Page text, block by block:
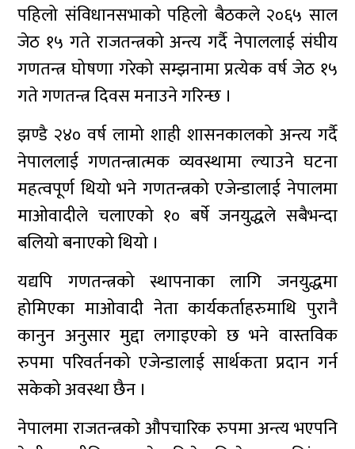
पहिलो संविधानसभाको पहिलो बैठकले २०६५ साल
जेठ १५ गते राजतन्त्रको अन्त्य गर्दै नेपाललाई संघीय
गणतन्त्र घोषणा गरेको सम्झनामा प्रत्येक वर्ष जेठ १५
गते गणतन्त्र दिवस मनाउने गरिन्छ ।
झण्डै २४० वर्ष लामो शाही शासनकालको अन्त्य गर्दै
नेपाललाई गणतन्त्रात्मक व्यवस्थामा ल्याउने घटना
महत्वपूर्ण थियो भने गणतन्त्रको एजेन्डालाई नेपालमा
माओवादीले चलाएको १० बर्षे जनयुद्धले सबैभन्दा
बलियो बनाएको थियो ।
यद्यपि गणतन्त्रको स्थापनाका लागि जनयुद्धमा
होमिएका माओवादी नेता कार्यकर्ताहरुमाथि पुरानै
कानुन अनुसार मुद्दा लगाइएको छ भने वास्तविक
रुपमा परिवर्तनको एजेन्डालाई सार्थकता प्रदान गर्न
सकेको अवस्था छैन ।
नेपालमा राजतन्त्रको औपचारिक रुपमा अन्त्य भएपनि